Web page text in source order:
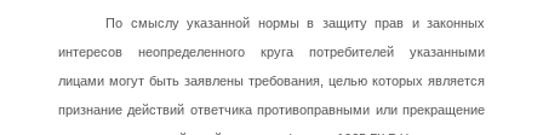
По смыслу указанной нормы в защиту прав и законных
интересов неопределенного круга потребителей указанными
лицами могут быть заявлены требования, целью которых является
признание действий ответчика противоправными или прекращение